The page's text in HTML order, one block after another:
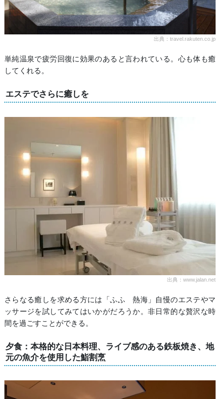
出典：travel.rakuten.co.jp
単純温泉で疲労回復に効果のあると言われている。心も体も癒
してくれる。
エステでさらに癒しを
出典：www.jalan.net
さらなる癒しを求める方には「ふふ 熱海」自慢のエステやマ
ッサージを試してみてはいかがだろうか。非日常的な贅沢な時
間を過ごすことができる。
夕食：本格的な日本料理、ライブ感のある鉄板焼き、地
元の魚介を使用した鮨割烹